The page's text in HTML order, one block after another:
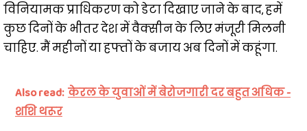
विनियामक प्राधिकरण को डेटा दिखाए जाने के बाद, हमें
कुछ दिनों के भीतर देश में वैक्सीन के लिए मंजूरी मिलनी
चाहिए. मैं महीनों या हफ्तों के बजाय अब दिनों में कहूंगा.
Also read: केरल के युवाओं में बेरोजगारी दर बहुत अधिक -
शशि थरूर